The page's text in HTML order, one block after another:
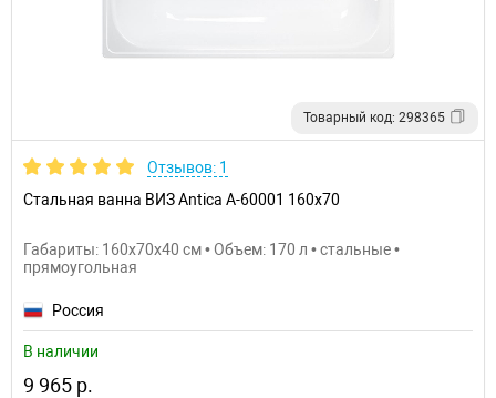
Товарный код: 298365
Отзывов: 1
Стальная ванна ВИЗ Antica A-60001 160х70
Габариты: 160x70x40 см • Объем: 170 л • стальные •
прямоугольная
Россия
В наличии
9 965 р.